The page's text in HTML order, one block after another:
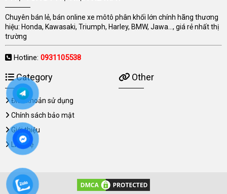
Chuyên bán lẻ, bán online xe môtô phân khối lớn chính hãng thương
hiệu: Honda, Kawasaki, Triumph, Harley, BMW, Jawa..., giá rẻ nhất thị
trường
Hotline: 0931105538
Category
Điều khoản sử dụng
Chính sách bảo mật
Giới thiệu
Liên hệ
Other